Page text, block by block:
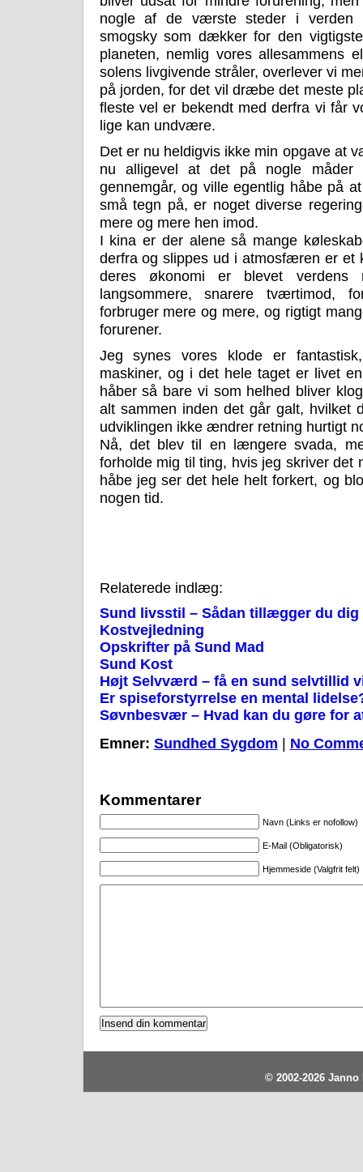
nogle af de værste steder i
smogsky som dækker for den
planeten, nemlig vores allesammens
solens livgivende stråler, overlever vi
på jorden, for det vil dræbe det meste
fleste vel er bekendt med derfra vi får
lige kan undvære.
Det er nu heldigvis ikke min opgave at
nu alligevel at det på nogle måder
gennemgår, og ville egentlig håbe på
små tegn på, er noget diverse
mere og mere hen imod.
I kina er der alene så mange
derfra og slippes ud i atmosfæren er et
deres økonomi er blevet
langsommere, snarere tværtimod,
forbruger mere og mere, og rigtigt
forurener.
Jeg synes vores klode er
maskiner, og i det hele taget er livet
håber så bare vi som helhed bliver
alt sammen inden det går galt, hvilket
udviklingen ikke ændrer retning hurtigt
Nå, det blev til en længere svada,
forholde mig til ting, hvis jeg skriver det
håbe jeg ser det hele helt forkert, og
nogen tid.
Relaterede indlæg:
Sund livsstil – Sådan tillægger du
Kostvejledning
Opskrifter på Sund Mad
Sund Kost
Højt Selvværd – få en sund selvtillid
Er spiseforstyrrelse en mental
Søvnbesvær – Hvad kan du gøre for
Emner: Sundhed Sygdom No
Kommentarer
Navn (Links er nofollow)
E-Mail (Obligatorisk)
Hjemmeside (Valgfrit felt)
© 2002-2026 Janno